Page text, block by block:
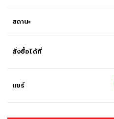
สถานะ
สั่งซื้อได้ที่
แชร์